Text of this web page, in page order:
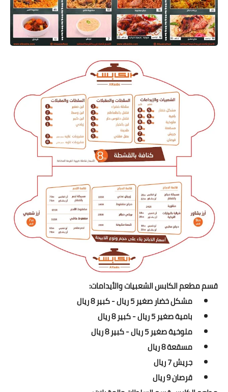
قسم مطعم الكابس الشعبيات والأيدامات:
مشكل خضار صغير 5 ريال - كبير 8 ريال
بامية صغير 5 ريال - كبير 8 ريال
ملوخية صغير 5 ريال - كبير 8 ريال
مسقعة 8 ريال
جريش 7 ريال
قرصان 9 ريال